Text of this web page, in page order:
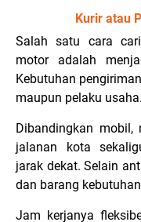
Kurir atau
Salah satu cara
motor adalah
Kebutuhan
maupun pelaku usaha.
Dibandingkan
jalanan kota
jarak dekat. Selain
dan barang
Jam kerjanya